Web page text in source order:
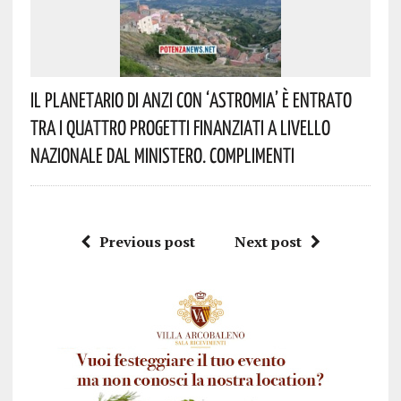
Il Planetario Di Anzi Con ‘Astromia’ È Entrato
Tra I Quattro Progetti Finanziati A Livello
Nazionale Dal Ministero. Complimenti
Previous post Next post